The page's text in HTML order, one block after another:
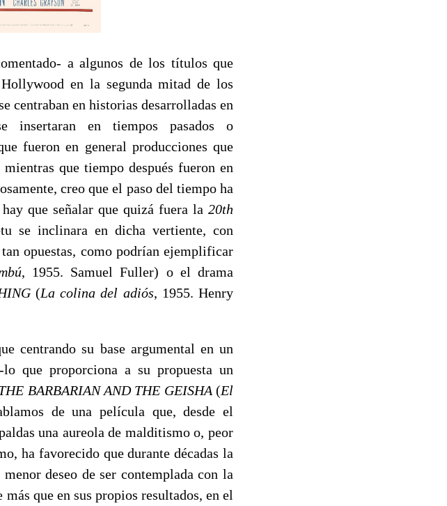
a algunos de los títulos que
en la segunda mitad de los
centraban en historias desarrolladas en
insertaran en tiempos pasados o
fueron en general producciones que
que tiempo después fueron en
creo que el paso del tiempo ha
que señalar que quizá fuera la 20th
se inclinara en dicha vertiente, con
opuestas, como podrían ejemplificar
, 1955. Samuel Fuller) o el drama
(La colina del adiós, 1955. Henry
centrando su base argumental en un
que proporciona a su propuesta un
BARBARIAN AND THE GEISHA (El
de una película que, desde el
una aureola de malditismo o, peor
ha favorecido que durante décadas la
deseo de ser contemplada con la
que en sus propios resultados, en el